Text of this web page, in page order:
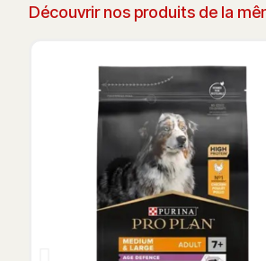
Découvrir nos produits de la